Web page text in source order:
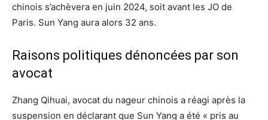
chinois s’achèvera en juin 2024, soit avant les JO de
Paris. Sun Yang aura alors 32 ans.
Raisons politiques dénoncées par son
avocat
Zhang Qihuai, avocat du nageur chinois a réagi après la
suspension en déclarant que Sun Yang a été « pris au